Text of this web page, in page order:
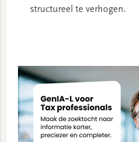
structureel te verhogen.
Sidebar